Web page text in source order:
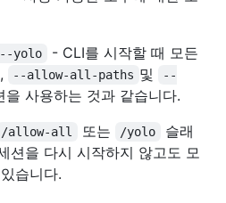
--yolo - CLI를 시작할 때 모든
, --allow-all-paths 및
--
을 사용하는 것과 같습니다.
/allow-all 또는 /yolo
슬래
션을 다시 시작하지 않고도 모
습니다.